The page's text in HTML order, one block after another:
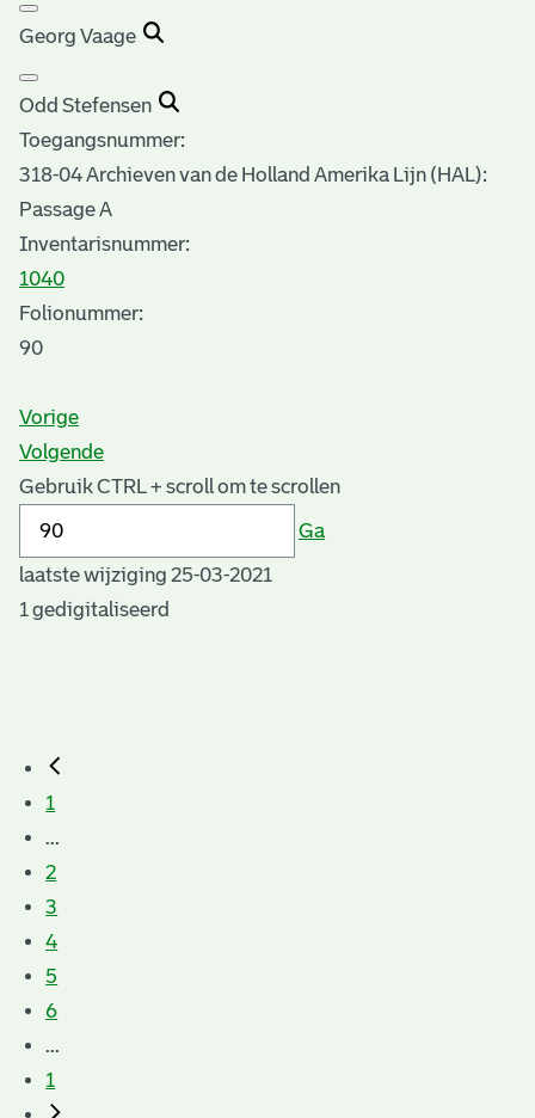
Georg Vaage
Odd Stefensen
Toegangsnummer:
318-04 Archieven van de Holland Amerika Lijn (HAL):
Passage A
Inventarisnummer:
1040
Folionummer:
90
Vorige
Volgende
Gebruik CTRL + scroll om te scrollen
Ga
laatste wijziging 25-03-2021
1 gedigitaliseerd
1
...
2
3
4
5
6
...
1